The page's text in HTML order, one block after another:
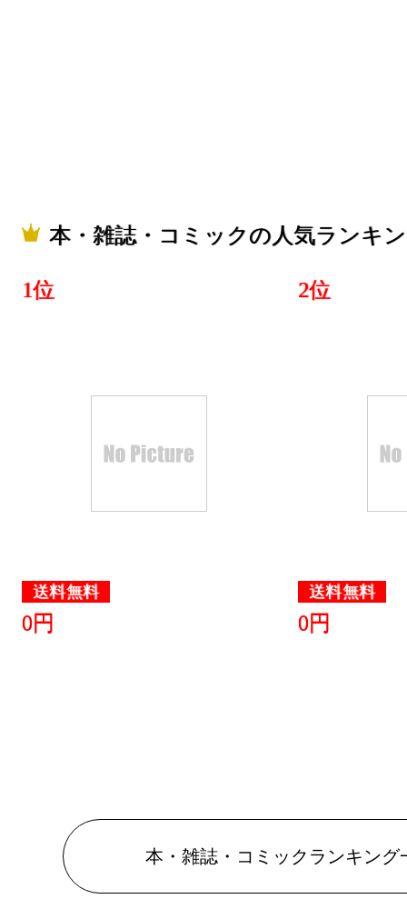
本・雑誌・コミックの人気ランキ
1位
送料無料
0円
2位
送料無料
0円
本・雑誌・コミックランキング